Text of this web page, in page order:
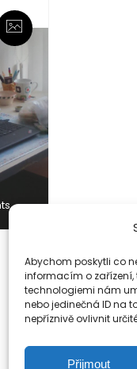
Abychom poskytli co
informacím o zařízení,
technologiemi nám
nebo jedinečná ID na
nepříznivě ovlivnit
Přijmout